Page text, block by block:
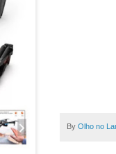
By Olho no